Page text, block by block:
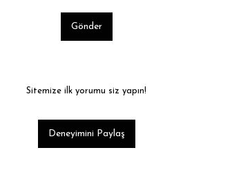
Gönder
Sitemize ilk yorumu siz yapın!
Deneyimini Paylaş